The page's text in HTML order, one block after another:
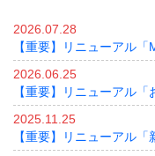
2026.07.28
【重要】リニューアル
2026.06.25
【重要】リニューアル
2025.11.25
【重要】リニューアル